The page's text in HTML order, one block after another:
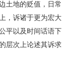
土地的贬值，日常
，诉诸于更为宏大
平以及时间话语下
层次上论述其诉求